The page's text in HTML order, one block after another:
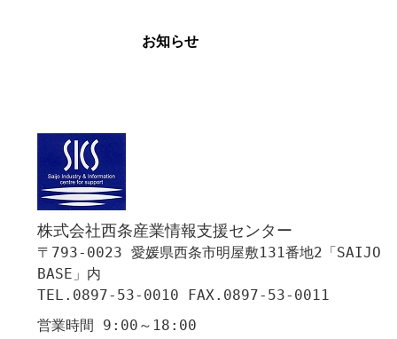
お知らせ
株式会社西条産業情報支援センター
〒793-0023 愛媛県西条市明屋敷131番地2「SAIJO
BASE」内
TEL.0897-53-0010 FAX.0897-53-0011
営業時間 9:00～18:00